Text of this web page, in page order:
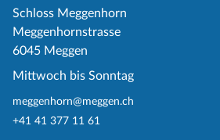
Schloss Meggenhorn
Meggenhornstrasse
6045 Meggen
Mittwoch bis Sonntag
meggenhorn@meggen.ch
+41 41 377 11 61